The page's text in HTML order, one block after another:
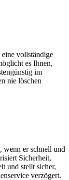
eine vollständige
es Ihnen,
im
nie löschen
wenn er schnell und
Sicherheit,
und stellt sicher,
verzögert.